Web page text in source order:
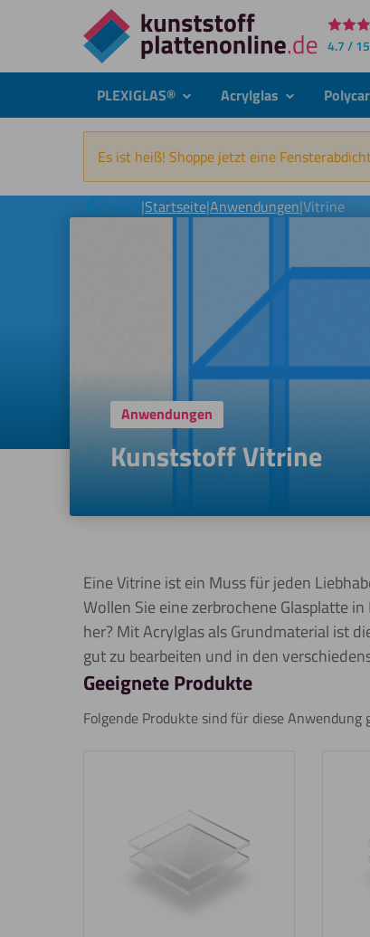
Direkt
zum
4.7 /
PLEXIGLAS® submenuAcrylglas submenu
Es ist heiß! Shoppe jetzt eine
Zurück|Startseite|Anwendungen|Vitrine
Anwendungen
Kunststoff Vitrine
Eine Vitrine ist ein Muss für jeden
Wollen Sie eine zerbrochene Glasplatte
her? Mit Acrylglas als Grundmaterial ist
gut zu bearbeiten und in den
Geeignete Produkte
Folgende Produkte sind für diese Anwendung